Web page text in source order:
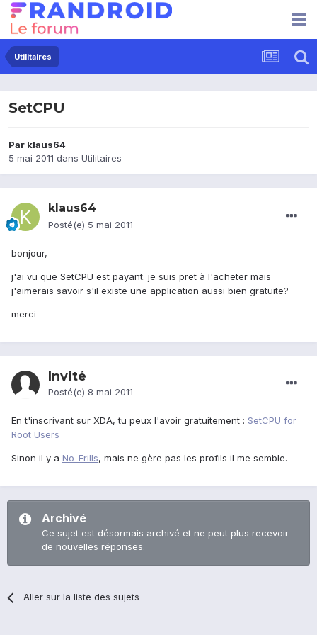
Utilitaires
SetCPU
Par klaus64
5 mai 2011 dans Utilitaires
klaus64
Posté(e) 5 mai 2011
bonjour,
j'ai vu que SetCPU est payant. je suis pret à l'acheter mais
j'aimerais savoir s'il existe une application aussi bien gratuite?
merci
Invité
Posté(e) 8 mai 2011
En t'inscrivant sur XDA, tu peux l'avoir gratuitement : SetCPU for
Root Users
Sinon il y a No-Frills, mais ne gère pas les profils il me semble.
Archivé
Ce sujet est désormais archivé et ne peut plus recevoir
de nouvelles réponses.
Aller sur la liste des sujets